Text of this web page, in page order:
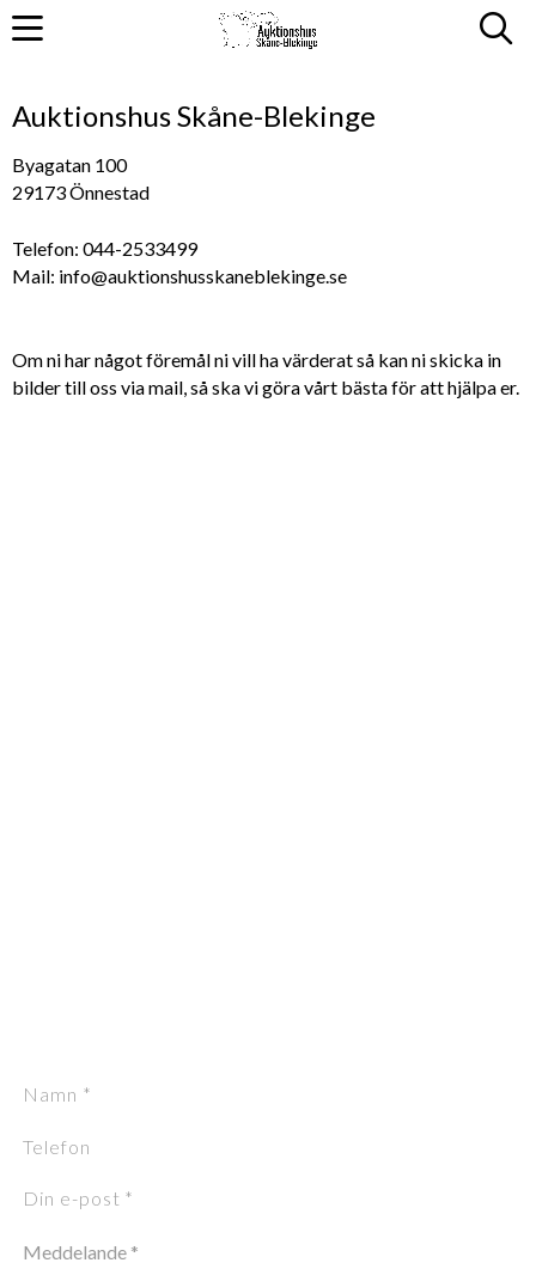
Auktionshus Skåne-Blekinge
Byagatan 100
29173 Önnestad
Telefon: 044-2533499
Mail: info@auktionshusskaneblekinge.se
Om ni har något föremål ni vill ha värderat så kan ni skicka in
bilder till oss via mail, så ska vi göra vårt bästa för att hjälpa er.